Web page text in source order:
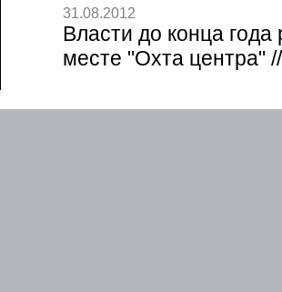
31.08.2012
Власти до конца
месте "Охта центра"